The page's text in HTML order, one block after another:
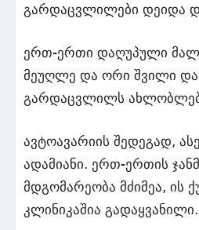
გარდაცვლილები დეიდა
ერთ-ერთი დაღუპული
მეუღლე და ორი შვილი
გარდაცვლილს
ავტოავარიის შედეგად,
ადამიანი. ერთ-ერთის
მდგომარეობა მძიმეა, ის
კლინიკაშია გადაყვანილი.